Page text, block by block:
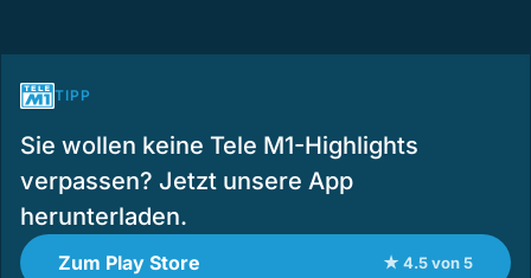
TIPP
Sie wollen keine Tele M1-Highlights
verpassen? Jetzt unsere App
herunterladen.
Zum Play Store ★ 4.5 von 5